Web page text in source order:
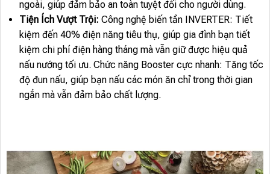
ngoài, giúp đảm bảo an toàn tuyệt đối cho người dùng.
Tiện Ích Vượt Trội: Công nghệ biến tần INVERTER: Tiết
kiệm đến 40% điện năng tiêu thụ, giúp gia đình bạn tiết
kiệm chi phí điện hàng tháng mà vẫn giữ được hiệu quả
nấu nướng tối ưu. Chức năng Booster cực nhanh: Tăng tốc
độ đun nấu, giúp bạn nấu các món ăn chỉ trong thời gian
ngắn mà vẫn đảm bảo chất lượng.